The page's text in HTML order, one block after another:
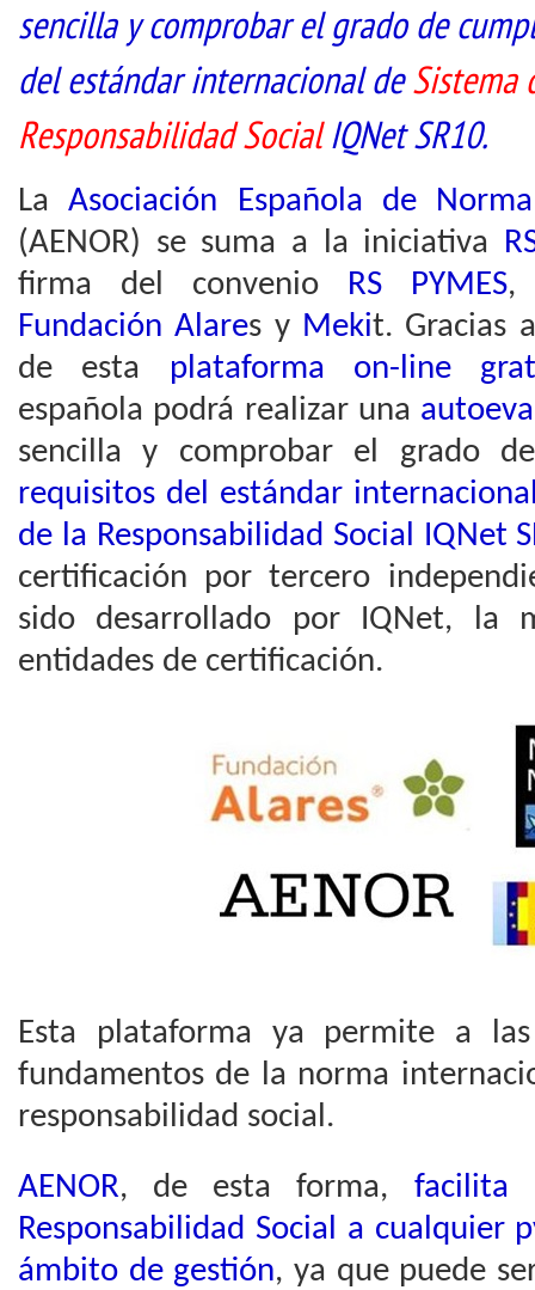
sencilla y comprobar el grado de
del estándar internacional deSistema
Responsabilidad SocialIQNet SR10.
LaAsociación Española de
(AENOR) se suma a la iniciativa
firma del convenio RS PYMES,
Fundación Alares y Mekit. Gracias
de esta plataforma on-line
española podrá realizar una
sencilla y comprobar el grado
requisitos del estándar
de la Responsabilidad Social IQNet
certificación por tercero
sido desarrollado por IQNet, la
entidades de certificación.
Esta plataforma ya permite a
fundamentos de la norma
responsabilidad social.
AENOR, de esta forma, facilita
Responsabilidad Social a cualquier
ámbito de gestión, ya que puede